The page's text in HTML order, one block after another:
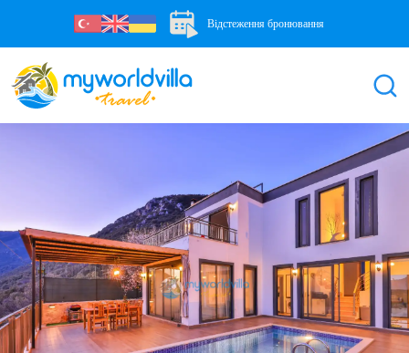
Відстеження бронювання